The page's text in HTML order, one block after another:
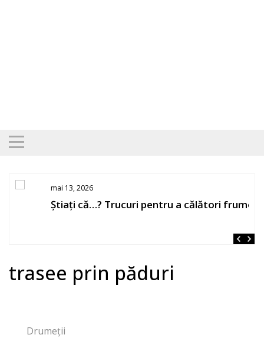
mai 13, 2026
Știați că…? Trucuri pentru a călători frumos
trasee prin păduri
Drumeții